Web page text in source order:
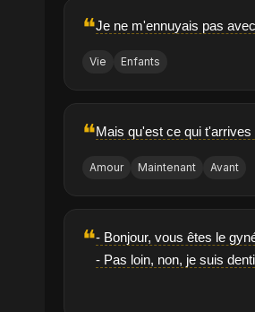
❝Je ne m'ennuyais pas
Vie Enfants
❝Mais qu'est ce qui
Amour Maintenant Avant
❝- Bonjour, vous êtes le
- Pas loin, non, je suis